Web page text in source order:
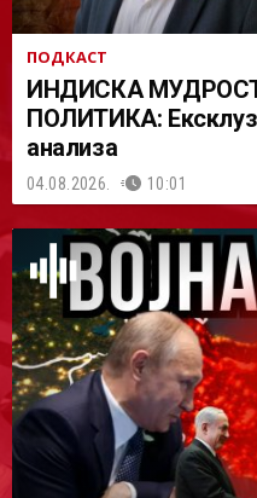
ПОДКАСТ
ИНДИСКА
ПОЛИТИКА:
анализа
04.08.2026. 10:01